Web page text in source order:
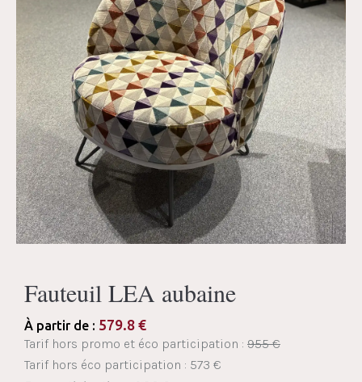
Fauteuil LEA aubaine
À partir de : 579.8 €
Tarif hors promo et éco participation : 955 €
Tarif hors éco participation : 573 €